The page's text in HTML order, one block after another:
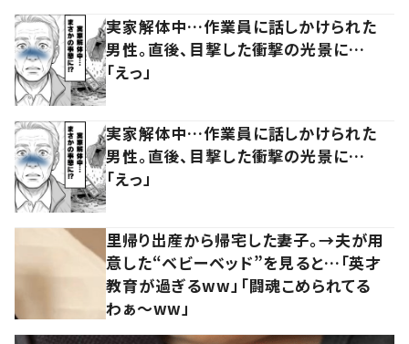
実家解体中…作業員に話しかけられた
男性。直後、目撃した衝撃の光景に…
「えっ」
実家解体中…作業員に話しかけられた
男性。直後、目撃した衝撃の光景に…
「えっ」
里帰り出産から帰宅した妻子。→夫が用
意した“ベビーベッド”を見ると…「英才
教育が過ぎるww」「闘魂こめられてる
わぁ～ww」